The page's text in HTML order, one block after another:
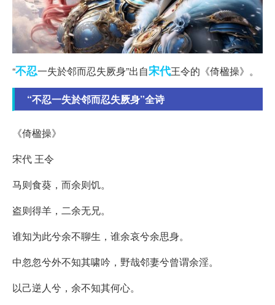
“不忍一失於邻而忍失厥身”出自宋代王令的《倚楹操》。
“不忍一失於邻而忍失厥身”全诗
《倚楹操》
宋代 王令
马则食葵，而余则饥。
盗则得羊，二余无兄。
谁知为此兮余不聊生，谁余哀兮余思身。
中忽忽兮外不知其啸吟，野哉邻妻兮曾谓余淫。
以己逆人兮，余不知其何心。